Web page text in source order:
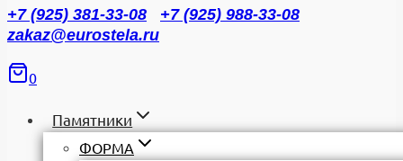
+7 (925) 381-33-08
+7 (925) 988-33-08
zakaz@eurostela.ru
0
Памятники
ФОРМА